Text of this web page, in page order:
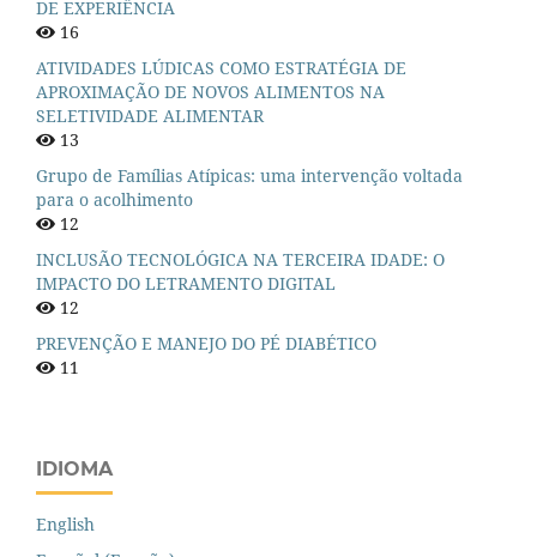
DE EXPERIÊNCIA
16
ATIVIDADES LÚDICAS COMO ESTRATÉGIA DE
APROXIMAÇÃO DE NOVOS ALIMENTOS NA
SELETIVIDADE ALIMENTAR
13
Grupo de Famílias Atípicas: uma intervenção voltada
para o acolhimento
12
INCLUSÃO TECNOLÓGICA NA TERCEIRA IDADE: O
IMPACTO DO LETRAMENTO DIGITAL
12
PREVENÇÃO E MANEJO DO PÉ DIABÉTICO
11
IDIOMA
English